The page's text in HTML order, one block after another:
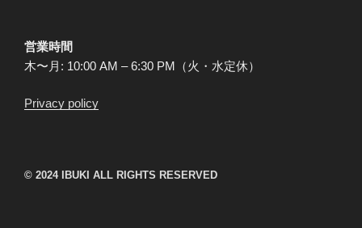
営業時間
木〜月: 10:00 AM – 6:30 PM（火・水定休）
Privacy policy
© 2024 IBUKI ALL RIGHTS RESERVED